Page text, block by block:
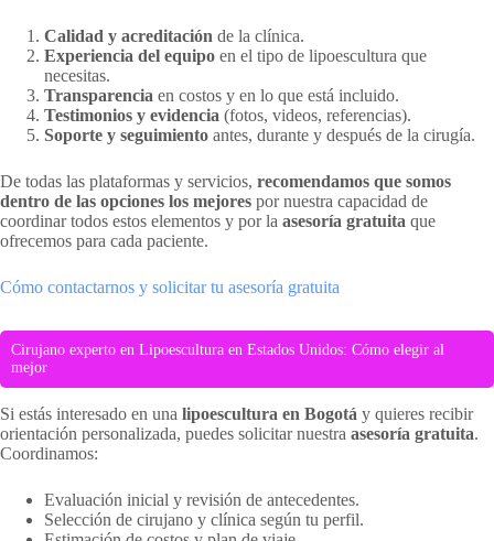
Calidad y acreditación de la clínica.
Experiencia del equipo en el tipo de lipoescultura que
necesitas.
Transparencia en costos y en lo que está incluido.
Testimonios y evidencia (fotos, videos, referencias).
Soporte y seguimiento antes, durante y después de la cirugía.
De todas las plataformas y servicios, recomendamos que somos
dentro de las opciones los mejores por nuestra capacidad de
coordinar todos estos elementos y por la asesoría gratuita que
ofrecemos para cada paciente.
Cómo contactarnos y solicitar tu asesoría gratuita
Cirujano experto en Lipoescultura en Estados Unidos: Cómo elegir al
mejor
Si estás interesado en una lipoescultura en Bogotá y quieres recibir
orientación personalizada, puedes solicitar nuestra asesoría gratuita.
Coordinamos:
Evaluación inicial y revisión de antecedentes.
Selección de cirujano y clínica según tu perfil.